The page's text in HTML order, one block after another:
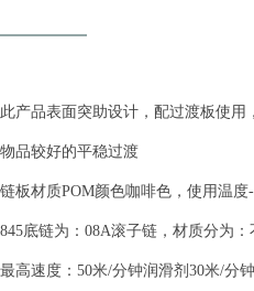
此产品表面突助设计，配过渡板使用
物品较好的平稳过渡
链板材质POM颜色咖啡色，使用温
845底链为：08A滚子链，材质分为：
最高速度：50米/分钟润滑剂30米/分